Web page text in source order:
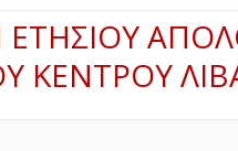
ΚΕΝΤΡΟΥ